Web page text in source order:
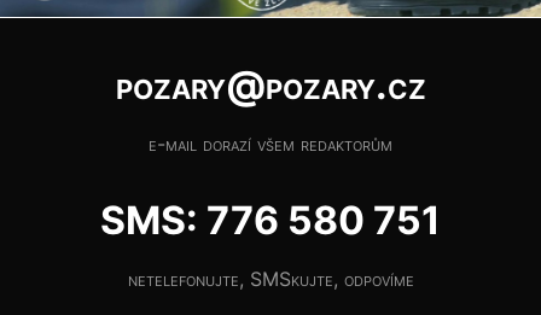
pozary@pozary.cz
e-mail dorazí všem redaktorům
SMS: 776 580 751
netelefonujte, SMSkujte, odpovíme